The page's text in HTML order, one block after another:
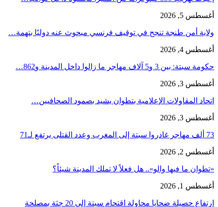
أغسطس 5, 2026
ولاية أمن طنجة تنجح في توقيف فرنسي مبحوث عنه دوليًا بتهمة…
أغسطس 4, 2026
حكومة سبتة: بين 3 و5 آلاف مهاجر ما زالوا داخل المدينة و862…
أغسطس 3, 2026
اتحاد المقاولات الإعلامية بتطوان يشيد بصمود الصحافيين…
أغسطس 3, 2026
73 ألف مهاجر غادروا سبتة إلى المغرب وعدد القتلى يرتفع لـ71
أغسطس 2, 2026
«تطوان ما فيها والو».. هل فعلاً لا تملك المدينة شيئاً؟
أغسطس 1, 2026
ارتفاع حصيلة ضحايا محاولة اقتحام سبتة إلى 20 جثة بمصلحة